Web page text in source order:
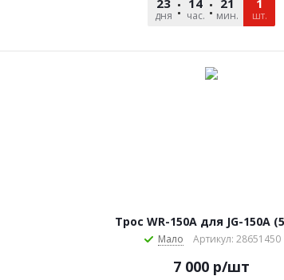
23
дня
14
час.
21
мин.
08
сек.
1
шт.
Трос WR-150А для JG-150A
Мало Артикул: 28651450
7 000 р/шт